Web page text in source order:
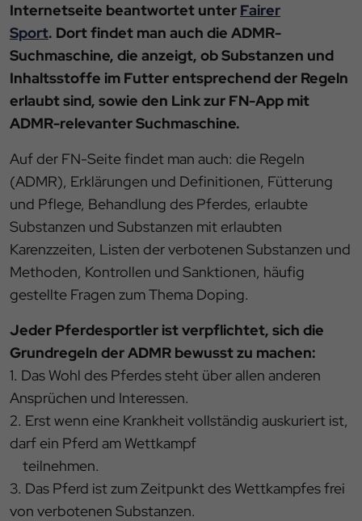
Internetseite beantwortet unter Fairer
Sport. Dort findet man auch die ADMR-
Suchmaschine, die anzeigt, ob Substanzen und
Inhaltsstoffe im Futter entsprechend der Regeln
erlaubt sind, sowie den Link zur FN-App mit
ADMR-relevanter Suchmaschine.
Auf der FN-Seite findet man auch: die Regeln
(ADMR), Erklärungen und Definitionen, Fütterung
und Pflege, Behandlung des Pferdes, erlaubte
Substanzen und Substanzen mit erlaubten
Karenzzeiten, Listen der verbotenen Substanzen und
Methoden, Kontrollen und Sanktionen, häufig
gestellte Fragen zum Thema Doping.
Jeder Pferdesportler ist verpflichtet, sich die
Grundregeln der ADMR bewusst zu machen:
1. Das Wohl des Pferdes steht über allen anderen
Ansprüchen und Interessen.
2. Erst wenn eine Krankheit vollständig auskuriert ist,
darf ein Pferd am Wettkampf
teilnehmen.
3. Das Pferd ist zum Zeitpunkt des Wettkampfes frei
von verbotenen Substanzen.